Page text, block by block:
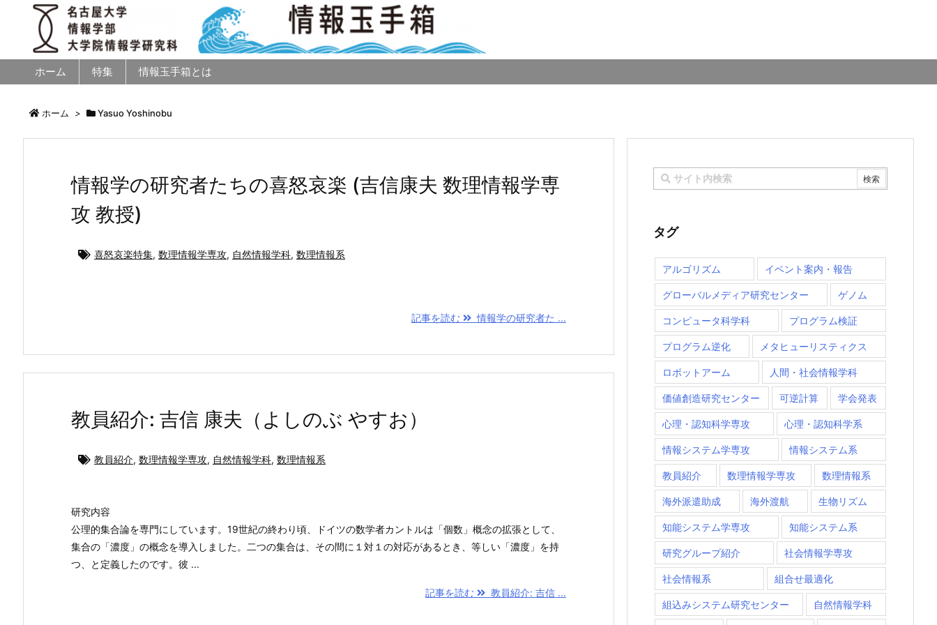
ホーム 特集 情報玉手箱とは
ホーム > Yasuo Yoshinobu
情報学の研究者たちの喜怒哀楽 (吉信康夫 数理情報学専
攻 教授)
喜怒哀楽特集, 数理情報学専攻, 自然情報学科, 数理情報系
記事を読む 情報学の研究者た ...
教員紹介: 吉信 康夫（よしのぶ やすお）
教員紹介, 数理情報学専攻, 自然情報学科, 数理情報系
研究内容
公理的集合論を専門にしています。19世紀の終わり頃、ドイツの数学者カントルは「個数」概念の拡張として、
集合の「濃度」の概念を導入しました。二つの集合は、その間に１対１の対応があるとき、等しい「濃度」を持
つ、と定義したのです。彼 ...
記事を読む 教員紹介: 吉信 ...
タグ
アルゴリズム イベント案内・報告
グローバルメディア研究センター ゲノム
コンピュータ科学科 プログラム検証
プログラム逆化 メタヒューリスティクス
ロボットアーム 人間・社会情報学科
価値創造研究センター 可逆計算 学会発表
心理・認知科学専攻 心理・認知科学系
情報システム学専攻 情報システム系
教員紹介 数理情報学専攻 数理情報系
海外派遣助成 海外渡航 生物リズム
知能システム学専攻 知能システム系
研究グループ紹介 社会情報学専攻
社会情報系 組合せ最適化
組込みシステム研究センター 自然情報学科